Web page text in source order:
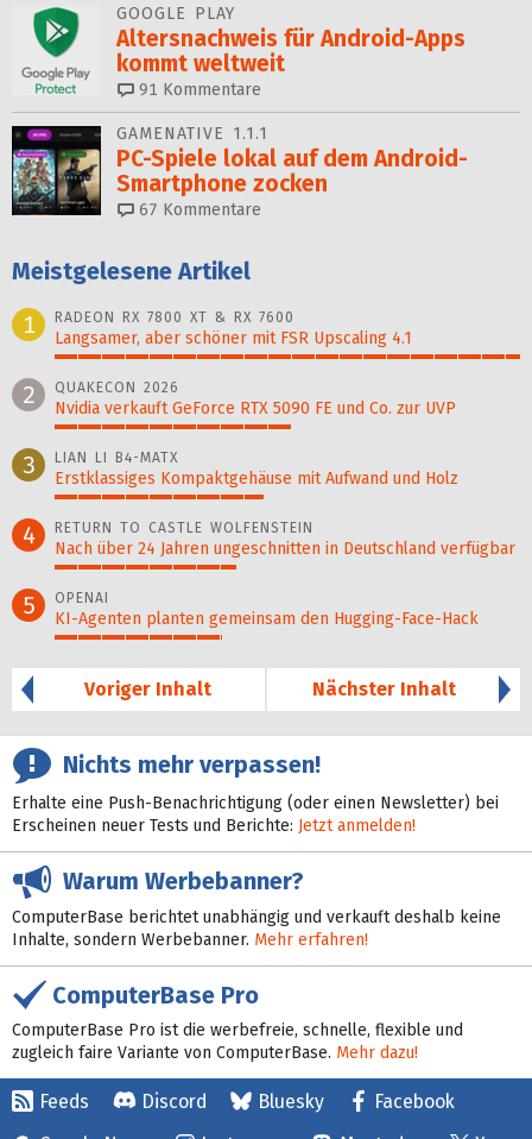
GOOGLE PLAY
Altersnachweis für Android-Apps
kommt weltweit
91 Kommentare
GAMENATIVE 1.1.1
PC-Spiele lokal auf dem Android-
Smartphone zocken
67 Kommentare
Meistgelesene Artikel
1
RADEON RX 7800 XT & RX 7600
Langsamer, aber schöner mit FSR Upscaling 4.1
100%
2 QUAKECON 2026
Nvidia verkauft GeForce RTX 5090 FE und Co. zur UVP
51%
3 LIAN LI B4-MATX
Erstklassiges Kompaktgehäuse mit Aufwand und Holz
45%
4 RETURN TO CASTLE WOLFENSTEIN
Nach über 24 Jahren ungeschnitten in Deutschland verfügbar
39%
5 OPENAI
KI-Agenten planten gemein­sam den Hugging-Face-Hack
36%
Voriger Inhalt
Nächster Inhalt
Nichts mehr verpassen!
Erhalte eine Push-Benachrichtigung (oder einen Newsletter) bei
Erscheinen neuer Tests und Berichte: Jetzt anmelden!
Warum Werbebanner?
ComputerBase berichtet unabhängig und verkauft deshalb keine
Inhalte, sondern Werbebanner. Mehr erfahren!
ComputerBase Pro
ComputerBase Pro ist die werbefreie, schnelle, flexible und
zugleich faire Variante von ComputerBase. Mehr dazu!
Feeds Discord Bluesky
Facebook